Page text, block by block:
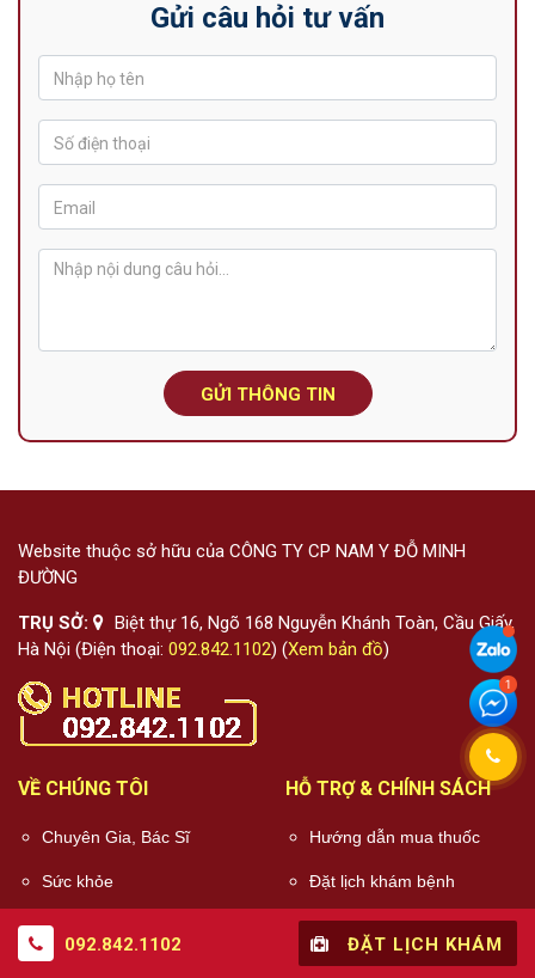
Gửi câu hỏi tư vấn
GỬI THÔNG TIN
Website thuộc sở hữu của CÔNG TY CP NAM Y ĐỖ MINH
ĐƯỜNG
TRỤ SỞ:
Biệt thự 16, Ngõ 168 Nguyễn Khánh Toàn, Cầu Giấy,
Hà Nội (Điện thoại: 092.842.1102) (Xem bản đồ)
VỀ CHÚNG TÔI
Chuyên Gia, Bác Sĩ
Sức khỏe
HỖ TRỢ & CHÍNH SÁCH
Hướng dẫn mua thuốc
Đặt lịch khám bệnh
Quy trình khám chữa
bệnh
092.842.1102 ĐẶT LỊCH KHÁM